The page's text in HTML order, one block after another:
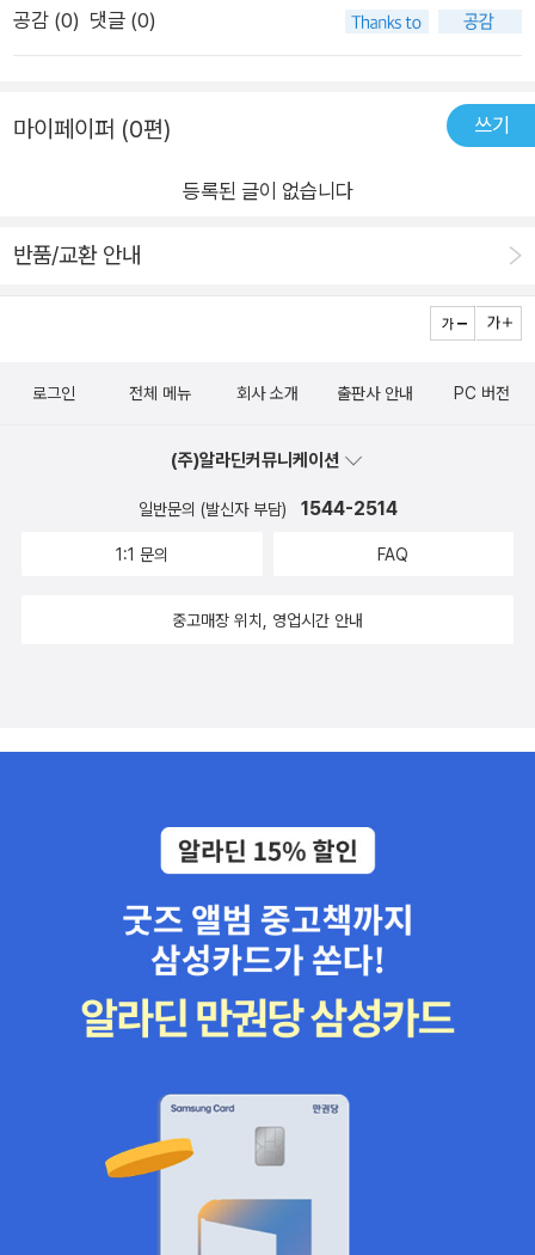
들에게도 좋지만, 어른들에게도 좋은 책이예요. 마음이 딱딱해졌
이야기이자, 조혜란 작가님의 신간인'밤바다로 해루질가요!'가 출
절 시리즈를 재미있게 읽은터라 신간 소식은 더더 반가웠답니다!!
일곱 살 옥이와 할머니의 풍성한 먹거리가 가득한 시골 이이기를
는 할머니와의 어떤 이야기가 펼쳐질지 너무 기대가 되었구요~ '
찾기!' '해루질'을 해 본 경험 있으세요?해루질은 물 빠진 바다에
서 어패류를 채쥐하는 행위로, 주로 밤에 횃불을 들고 나가 불빛
을 보고 모여 든 바다 생물을 잡는 전통 어업 방식을 말하는데요
밤바다로 첫 해루질을 나섭니다.'바다 곳간에 가면 뭐든 다 있
들이 있을까요??딱 필요한 만큼만 잡고, 웅덩이에 갇힌 새끼 고
기는 그냥 놔두도록 일러주시는 할머니의 말씀을 들으며 옛 어른
구나 라는 생각도 들었구요...작가님의 디테일한 그림과 그림 속
해루질을 해보자고 약속도 했답니다!밤이 어둑해지자, 할머니와
랑이네 툇마루에 놓고 간 이웃들의 음식 선물들을 보며 요즘은 조
금 옅어진 이웃간의 정을 느끼며 마음이 몽글몽글, 따뜻해졌답니
물들을 찾아 멋지게 생일을 준비했을까요???마치 저도 할머니
따라 해루질 가는 마냥 이야기에 푹 빠져 들었던 것 같아요! 아마
아이도, 엄마인 저도 처음 경험하는 해루질이어서 더 그랬던 것
같아요~우리 전통 문화인 해루질을 이 책을 통해 아이와 함께 경
수 있는 의미있는 시간들이었어요.단순히 밤바다 갯벌로 무언가
를 잡으러 간다는 그 이상의 것을 생각하고 느껴볼 수 있어서 더
좋았답니다!거기에, 조혜란 작가님의 디테일한 그림들을 하나씩
보는 재미도 쏠쏠했구요~ (시장·마을, 밤바다 풍경, 갯벌의 조개
들, 사람들의 표정 등 처음 읽을땐 책 내용에 집중하느라 미처 다
공감 (0) 댓글 (0)
마이페이퍼 (0편) 쓰기
등록된 글이 없습니다
반품/교환 안내
로그인 전체 메뉴 회사 소개 출판사 안내 PC 버전
(주)알라딘커뮤니케이션
일반문의 (발신자 부담) 1544-2514
1:1 문의 FAQ
중고매장 위치, 영업시간 안내